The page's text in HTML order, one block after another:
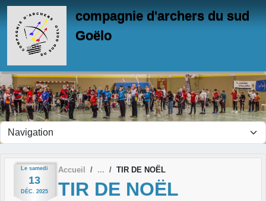
compagnie d'archers du sud
Goëlo
Le samedi
13
DÉC. 2025
Accueil TIR DE NOËL
TIR DE NOËL
Panneau de gestion des cookies